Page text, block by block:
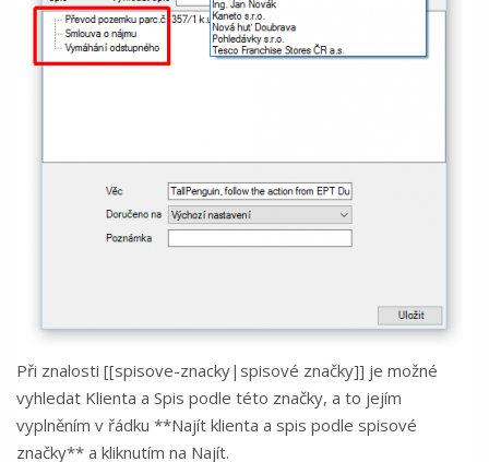
Při znalosti [[spisove-znacky|spisové značky]] je možné
vyhledat Klienta a Spis podle této značky, a to jejím
vyplněním v řádku **Najít klienta a spis podle spisové
značky** a kliknutím na Najít.